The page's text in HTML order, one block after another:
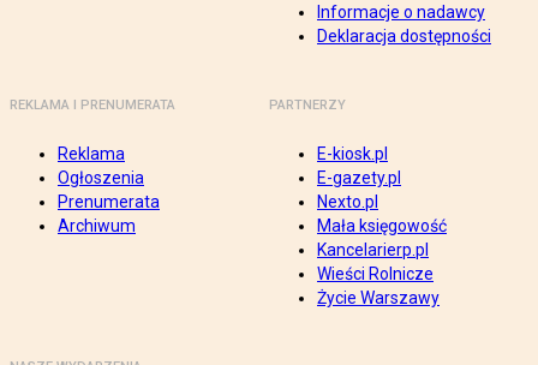
Informacje o nadawcy
Deklaracja dostępności
REKLAMA I PRENUMERATA
Reklama
Ogłoszenia
Prenumerata
Archiwum
PARTNERZY
E-kiosk.pl
E-gazety.pl
Nexto.pl
Mała księgowość
Kancelarierp.pl
Wieści Rolnicze
Życie Warszawy